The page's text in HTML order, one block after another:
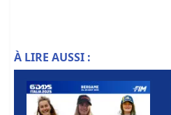
À LIRE AUSSI :